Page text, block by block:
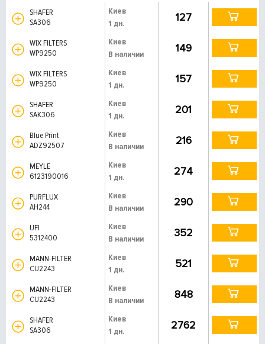
SHAFER
SA306
Киев
1 дн.
127
WIX FILTERS
WP9250
Киев
В наличии
149
WIX FILTERS
WP9250
Киев
1 дн.
157
SHAFER
SAK306
Киев
1 дн.
201
Blue Print
ADZ92507
Киев
В наличии
216
MEYLE
6123190016
Киев
1 дн.
274
PURFLUX
AH244
Киев
В наличии
290
UFI
5312400
Киев
В наличии
352
MANN-FILTER
CU2243
Киев
1 дн.
521
MANN-FILTER
CU2243
Киев
В наличии
848
SHAFER
SA306
Киев
1 дн.
2762